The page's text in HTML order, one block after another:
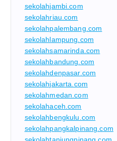
sekolahjambi.com
sekolahriau.com
sekolahpalembang.com
sekolahlampung.com
sekolahsamarinda.com
sekolahbandung.com
sekolahdenpasar.com
sekolahjakarta.com
sekolahmedan.com
sekolahaceh.com
sekolahbengkulu.com
sekolahpangkalpinang.com